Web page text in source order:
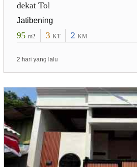
dekat Tol
Jatibening
95 m2 3 KT 2 KM
2 hari yang lalu